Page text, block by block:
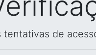
tentativas de